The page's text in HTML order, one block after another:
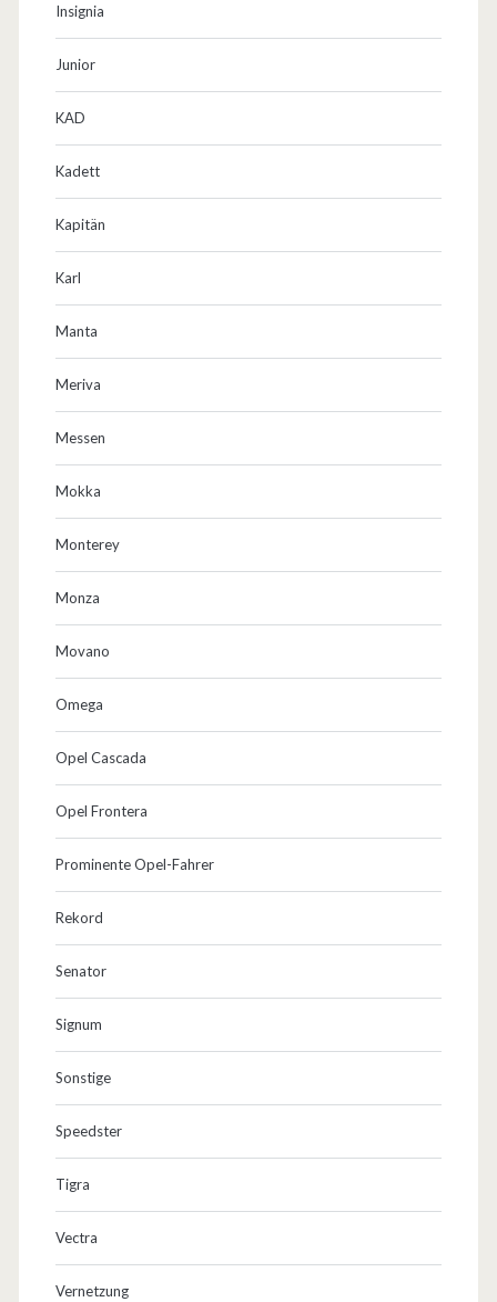
Insignia
Junior
KAD
Kadett
Kapitän
Karl
Manta
Meriva
Messen
Mokka
Monterey
Monza
Movano
Omega
Opel Cascada
Opel Frontera
Prominente Opel-Fahrer
Rekord
Senator
Signum
Sonstige
Speedster
Tigra
Vectra
Vernetzung